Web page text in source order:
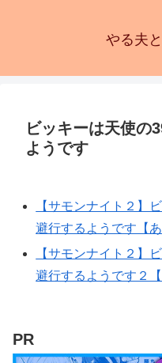
やる夫
ビッキーは天使の
ようです
【サモンナイト２】
避行するようです【あ
【サモンナイト２】
避行するようです２【
PR